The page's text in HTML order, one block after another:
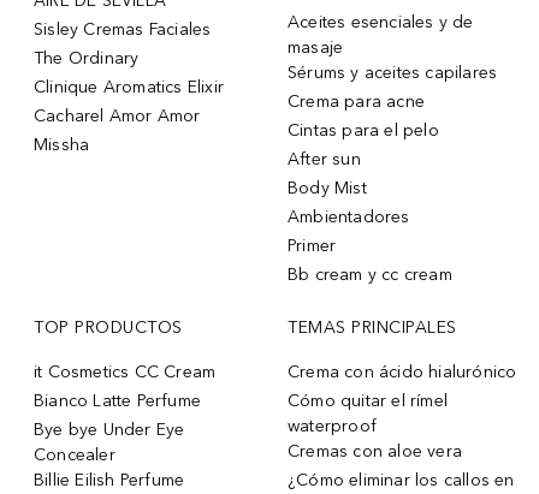
Sisley Cremas Faciales
The Ordinary
Clinique Aromatics Elixir
Cacharel Amor Amor
Missha
Aceites esenciales y de
masaje
Sérums y aceites capilares
Crema para acne
Cintas para el pelo
After sun
Body Mist
Ambientadores
Primer
Bb cream y cc cream
TOP PRODUCTOS
it Cosmetics CC Cream
Bianco Latte Perfume
Bye bye Under Eye
Concealer
Billie Eilish Perfume
TEMAS PRINCIPALES
Crema con ácido hialurónico
Cómo quitar el rímel
waterproof
Cremas con aloe vera
¿Cómo eliminar los callos en